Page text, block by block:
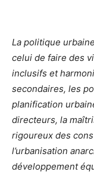
La politique
celui de faire des
inclusifs et
secondaires, les
planification
directeurs, la
rigoureux des
l’urbanisation
développement